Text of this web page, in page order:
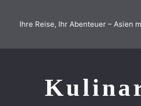
springen
Ihre Reise, Ihr Abenteuer – Asien